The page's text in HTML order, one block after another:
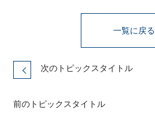
次のトピックスタイトル
一覧に戻る
前のトピックスタイトル